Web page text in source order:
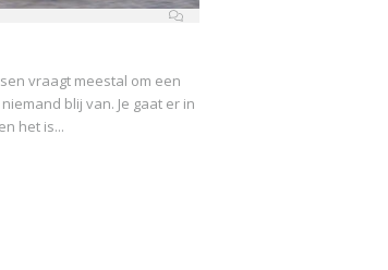
vraagt meestal om een
blij van. Je gaat er in
het is...